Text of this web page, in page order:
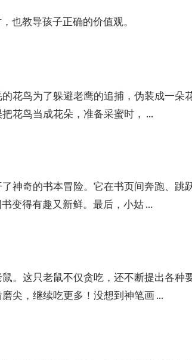
也教导孩子正确的价值观。
花鸟为了躲避老鹰的追捕，伪装成一朵
花鸟当成花朵，准备采蜜时， ...
神奇的书本冒险。它在书页间奔跑、跳
变得有趣又新鲜。最后，小姑 ...
。这只老鼠不仅贪吃，还不断提出各种
尖，继续吃更多！没想到神笔画 ...